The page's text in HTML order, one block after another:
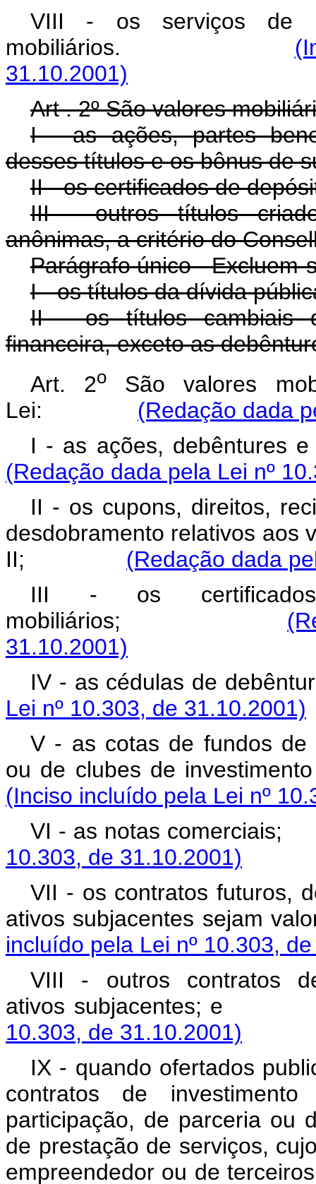
VIII - os serviços de
mobiliários.
31.10.2001)
Art . 2º São valores
I - as ações, partes
desses títulos e os bônus de
II - os certificados de
III - outros títulos
anônimas, a critério do
Parágrafo único -
I - os títulos da dívida
II - os títulos cambiais
financeira, exceto as
Art. 2o
São valores
Lei: (Redação dada
I - as ações,
(Redação dada pela Lei nº
II - os cupons, direitos,
desdobramento relativos aos
II; (Redação dada
III - os
mobiliários;
31.10.2001)
IV - as cédulas de
Lei nº 10.303, de 31.10.2001)
V - as cotas de fundos de
ou de clubes de
(Inciso incluído pela Lei nº
VI - as notas
10.303, de 31.10.2001)
VII - os contratos futuros,
ativos subjacentes
incluído pela Lei nº 10.303,
VIII - outros contratos
ativos
10.303, de 31.10.2001)
IX - quando ofertados
contratos de
participação, de parceria ou
de prestação de serviços,
empreendedor ou